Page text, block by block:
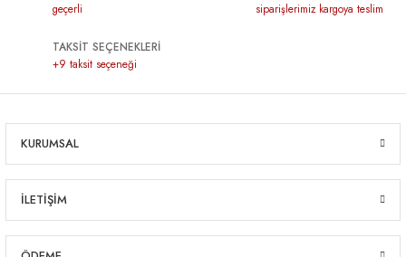
geçerli
siparişlerimiz kargoya teslim
TAKSİT SEÇENEKLERİ
+9 taksit seçeneği
KURUMSAL
İLETİŞİM